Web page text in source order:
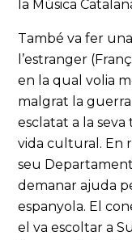
la Música
També va fer
l’estranger
en la qual volia
malgrat la
esclatat a la
vida cultural. En
seu
demanar ajuda
espanyola. El
el va escoltar a